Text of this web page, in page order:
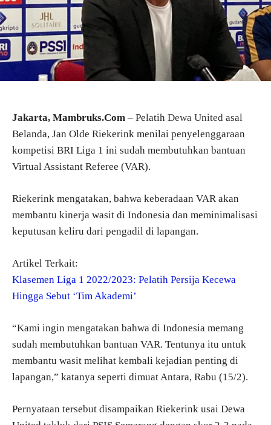
Jakarta, Mambruks.Com – Pelatih Dewa United asal
Belanda, Jan Olde Riekerink menilai penyelenggaraan
kompetisi BRI Liga 1 ini sudah membutuhkan bantuan
Virtual Assistant Referee (VAR).
Riekerink mengatakan, bahwa keberadaan VAR akan
membantu kinerja wasit di Indonesia dan meminimalisasi
keputusan keliru dari pengadil di lapangan.
Artikel Terkait:
Klasemen Liga 1 2022/2023: Pelatih Persija Kecewa
Hingga Sebut ‘Tim Akademi’
“Kami ingin mengatakan bahwa di Indonesia memang
sudah membutuhkan bantuan VAR. Tentunya itu untuk
membantu wasit melihat kembali kejadian penting di
lapangan,” katanya seperti dimuat Antara, Rabu (15/2).
Pernyataan tersebut disampaikan Riekerink usai Dewa